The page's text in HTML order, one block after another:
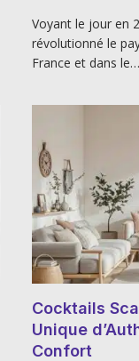
Voyant le jour en
révolutionné le
France et dans le…
Cocktails
Unique
Confort